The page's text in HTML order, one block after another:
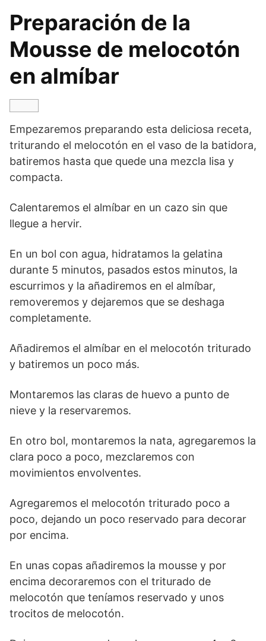
Preparación de la
Mousse de melocotón
en almíbar
Empezaremos preparando esta deliciosa receta,
triturando el melocotón en el vaso de la batidora,
batiremos hasta que quede una mezcla lisa y
compacta.
Calentaremos el almíbar en un cazo sin que
llegue a hervir.
En un bol con agua, hidratamos la gelatina
durante 5 minutos, pasados estos minutos, la
escurrimos y la añadiremos en el almíbar,
removeremos y dejaremos que se deshaga
completamente.
Añadiremos el almíbar en el melocotón triturado
y batiremos un poco más.
Montaremos las claras de huevo a punto de
nieve y la reservaremos.
En otro bol, montaremos la nata, agregaremos la
clara poco a poco, mezclaremos con
movimientos envolventes.
Agregaremos el melocotón triturado poco a
poco, dejando un poco reservado para decorar
por encima.
En unas copas añadiremos la mousse y por
encima decoraremos con el triturado de
melocotón que teníamos reservado y unos
trocitos de melocotón.